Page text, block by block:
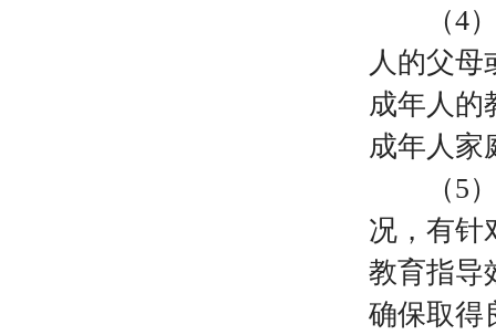
（4
人的父母
成年人的
成年人家
（5
况，有针
教育指导
确保取得